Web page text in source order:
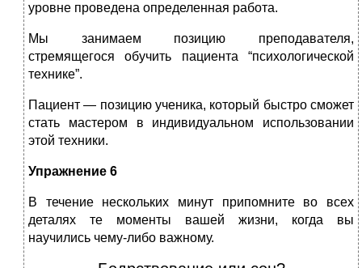
уровне проведена определенная работа.
Мы занимаем позицию преподавателя,
стремящегося обучить пациента “психологической
технике”.
Пациент — позицию ученика, который быстро сможет
стать мастером в индивидуальном использовании
этой техники.
Упражнение 6
В течение нескольких минут припомните во всех
деталях те моменты вашей жизни, когда вы
научились чему-либо важному.